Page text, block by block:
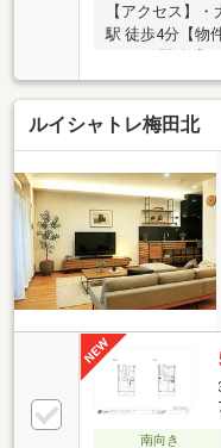
【アクセス】
駅 徒歩4分【物
専用ポーチ付き
徒歩約5分圏内
んぼや不動産
求する】ボタ
る】ボタンから
963-221（年中
ルイシャトレ梅田北
南向き